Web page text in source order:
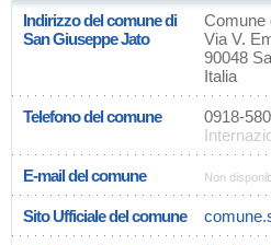
Indirizzo del comune di
San Giuseppe Jato
Comune
Via V.
90048
Italia
Telefono del comune
0918-
E-mail del comune Non
Sito Ufficiale del comune